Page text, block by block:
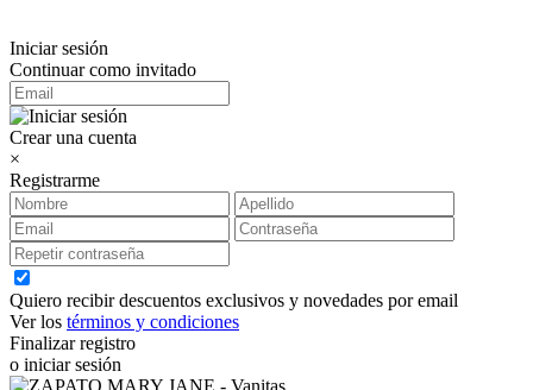
Iniciar sesión
Continuar como invitado
Crear una cuenta
×
Registrarme
Quiero recibir descuentos exclusivos y novedades por email
Ver los términos y condiciones
Finalizar registro
o iniciar sesión